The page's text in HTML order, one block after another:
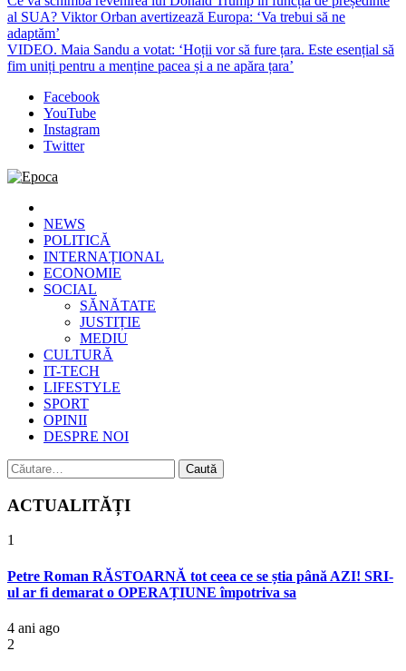
al SUA? Viktor Orban avertizează Europa: ‘Va trebui să ne
adaptăm’
VIDEO. Maia Sandu a votat: ‘Hoții vor să fure țara. Este esențial să
fim uniți pentru a menține pacea și a ne apăra țara’
Facebook
YouTube
Instagram
Twitter
Epoca
Cele mai noi știri online din România
NEWS
POLITICĂ
INTERNAȚIONAL
ECONOMIE
SOCIAL
SĂNĂTATE
JUSTIȚIE
MEDIU
CULTURĂ
IT-TECH
LIFESTYLE
SPORT
OPINII
DESPRE NOI
Caută
după:
ACTUALITĂȚI
1
Petre Roman RĂSTOARNĂ tot ceea ce se știa până AZI! SRI-
ul ar fi demarat o OPERAȚIUNE împotriva sa
4 ani ago
2